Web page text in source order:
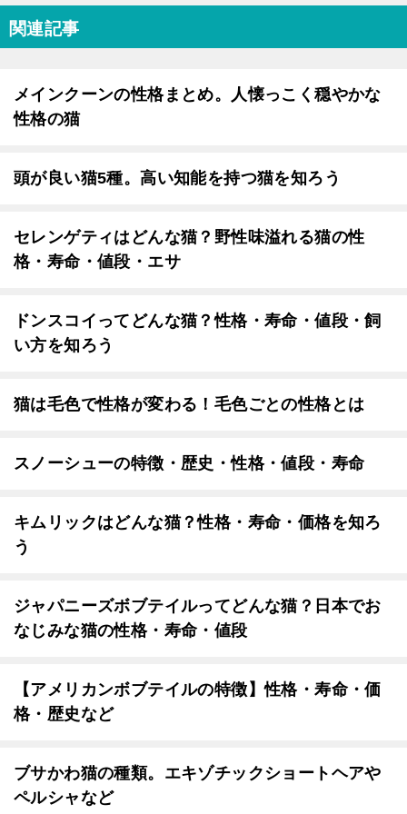
関連記事
メインクーンの性格まとめ。人懐っこく穏やかな
性格の猫
頭が良い猫5種。高い知能を持つ猫を知ろう
セレンゲティはどんな猫？野性味溢れる猫の性
格・寿命・値段・エサ
ドンスコイってどんな猫？性格・寿命・値段・飼
い方を知ろう
猫は毛色で性格が変わる！毛色ごとの性格とは
スノーシューの特徴・歴史・性格・値段・寿命
キムリックはどんな猫？性格・寿命・価格を知ろ
う
ジャパニーズボブテイルってどんな猫？日本でお
なじみな猫の性格・寿命・値段
【アメリカンボブテイルの特徴】性格・寿命・価
格・歴史など
ブサかわ猫の種類。エキゾチックショートヘアや
ペルシャなど